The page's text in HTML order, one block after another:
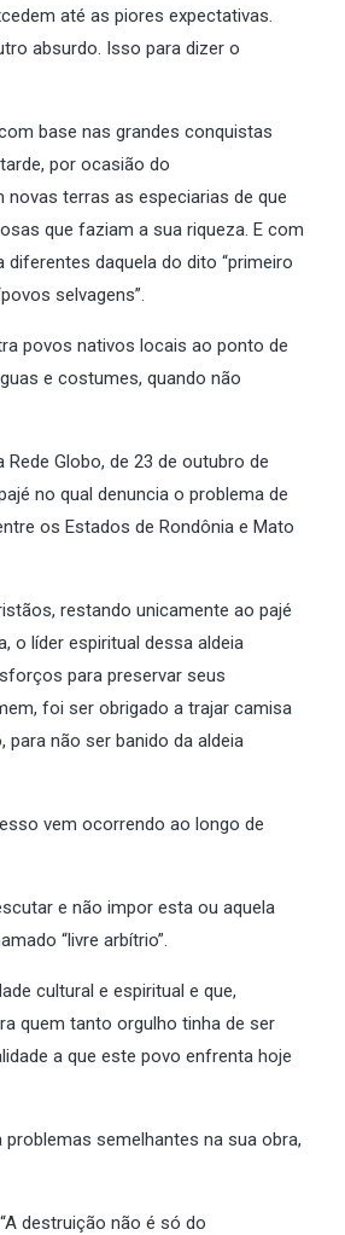
até as piores expectativas.
absurdo. Isso para dizer o
base nas grandes conquistas
por ocasião do
terras as especiarias de que
que faziam a sua riqueza. E com
daquela do dito “primeiro
selvagens”.
povos nativos locais ao ponto de
e costumes, quando não
Globo, de 23 de outubro de
no qual denuncia o problema de
os Estados de Rondônia e Mato
restando unicamente ao pajé
o líder espiritual dessa aldeia
para preservar seus
foi ser obrigado a trajar camisa
não ser banido da aldeia
vem ocorrendo ao longo de
e não impor esta ou aquela
“livre arbítrio”.
cultural e espiritual e que,
quem tanto orgulho tinha de ser
a que este povo enfrenta hoje
semelhantes na sua obra,
destruição não é só do